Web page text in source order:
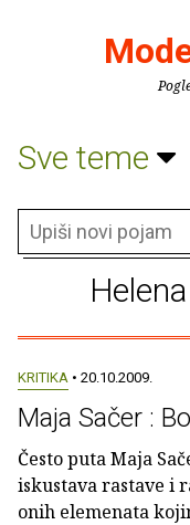
Sve teme
KRITIKA • 20.10.2009.
Maja Sačer :
Često puta Maja
iskustava rastave i
onih elemenata